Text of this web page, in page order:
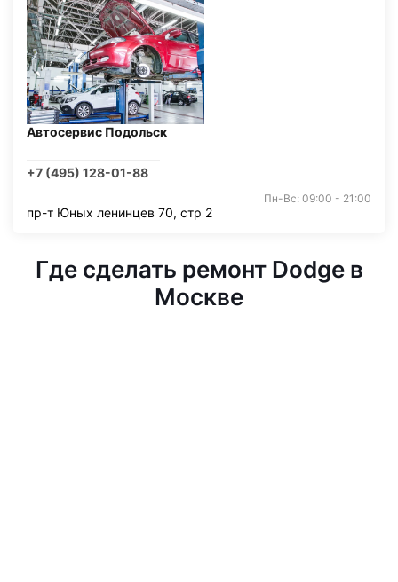
Автосервис Подольск
+7 (495) 128-01-88
Пн-Вс: 09:00 - 21:00
пр-т Юных ленинцев 70, стр 2
Где сделать ремонт Dodge в
Москве